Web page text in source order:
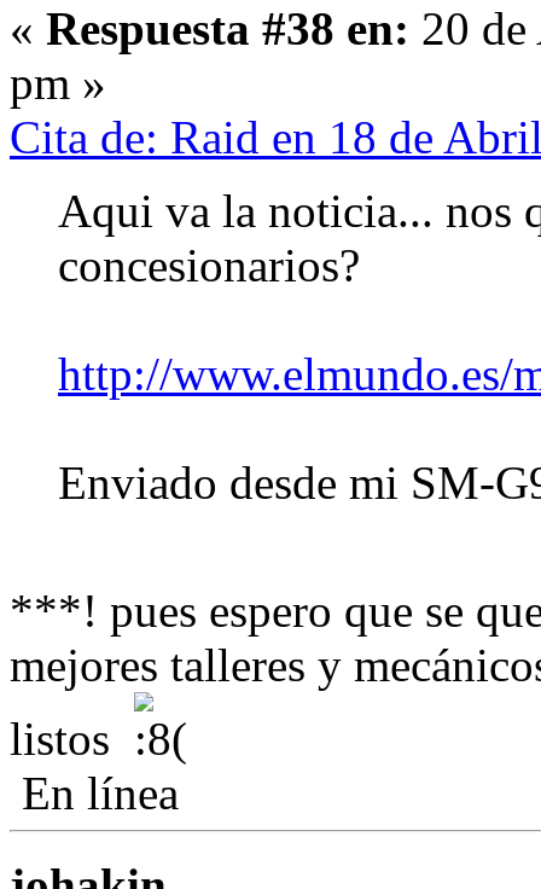
« Respuesta #38 en: 20
pm »
Cita de: Raid en 18 de
Aqui va la noticia... nos
concesionarios?
http://www.elmundo.es/
Enviado desde mi SM-
***! pues espero que se
mejores talleres y
listos
En línea